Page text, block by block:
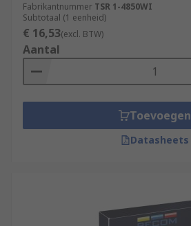
Fabrikantnummer TSR 1-4850WI
Subtotaal (1 eenheid)
€ 16,53(excl. BTW)
Aantal
Toevoegen
Datasheets